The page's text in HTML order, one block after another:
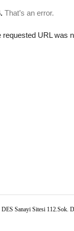
DES Sanayi Sitesi